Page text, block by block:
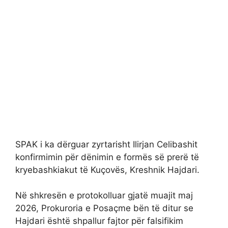
SPAK i ka dërguar zyrtarisht Ilirjan Celibashit
konfirmimin për dënimin e formës së prerë të
kryebashkiakut të Kuçovës, Kreshnik Hajdari.
Në shkresën e protokolluar gjatë muajit maj
2026, Prokuroria e Posaçme bën të ditur se
Hajdari është shpallur fajtor për falsifikim